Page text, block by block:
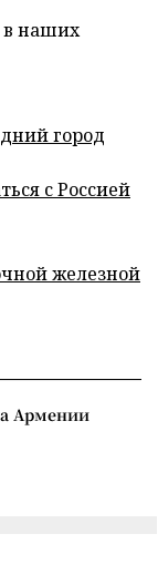
в наших
город
с Россией
железной
Армении